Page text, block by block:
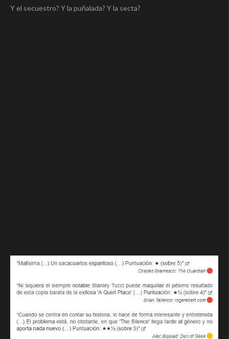
Y el secuestro? Y la puñalada? Y la secta?